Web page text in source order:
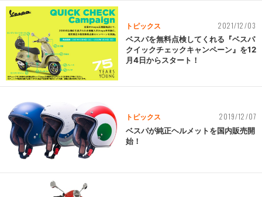
トピックス 2021/12/03
ベスパを無料点検してくれる『ベスパ
クイックチェックキャンペーン』を12
月4日からスタート！
トピックス 2019/12/07
ベスパが純正ヘルメットを国内販売開
始！